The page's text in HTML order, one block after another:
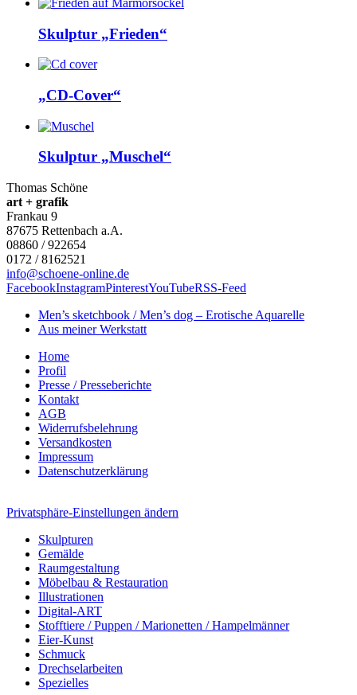
Skulptur „Frieden“
„CD-Cover“
Skulptur „Muschel“
Thomas Schöne
art + grafik
Frankau 9
87675 Rettenbach a.A.
08860 / 922654
0172 / 8162521
info@schoene-online.de
FacebookInstagramPinterestYouTubeRSS-Feed
Men’s sketchbook / Men’s dog – Erotische Aquarelle
Aus meiner Werkstatt
Home
Profil
Presse / Presseberichte
Kontakt
AGB
Widerrufsbelehrung
Versandkosten
Impressum
Datenschutzerklärung
Privatsphäre-Einstellungen ändern
Skulpturen
Gemälde
Raumgestaltung
Möbelbau & Restauration
Illustrationen
Digital-ART
Stofftiere / Puppen / Marionetten / Hampelmänner
Eier-Kunst
Schmuck
Drechselarbeiten
Spezielles